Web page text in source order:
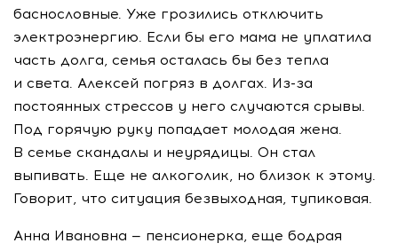
баснословные. Уже грозились отключить
электроэнергию. Если бы его мама не уплатила
часть долга, семья осталась бы без тепла
и света. Алексей погряз в долгах. Из-за
постоянных стрессов у него случаются срывы.
Под горячую руку попадает молодая жена.
В семье скандалы и неурядицы. Он стал
выпивать. Еще не алкоголик, но близок к этому.
Говорит, что ситуация безвыходная, тупиковая.
Анна Ивановна — пенсионерка, еще бодрая